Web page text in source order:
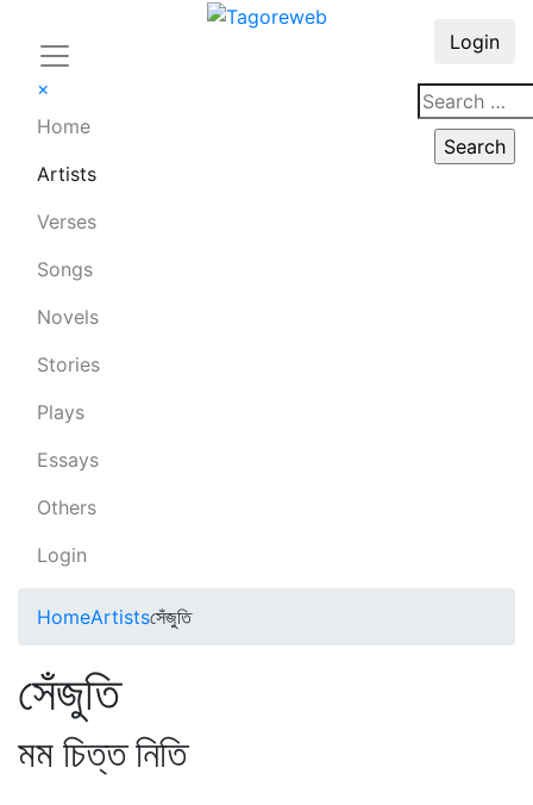
×
Home
Artists
Verses
Songs
Novels
Stories
Plays
Essays
Others
Login
Login
HomeArtistsসেঁজুতি
সেঁজুতি
মম চিত্ত নিতি